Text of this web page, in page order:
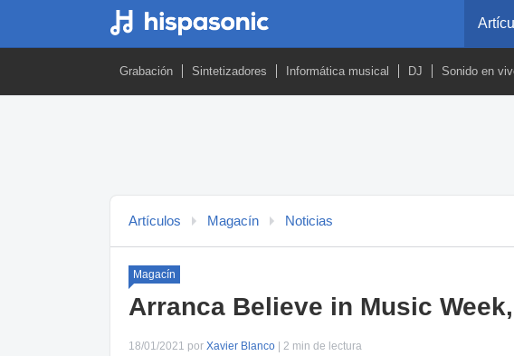
Grabación Sintetizadores Informática musical DJ Sonido en
Artículos Magacín Noticias
Magacín
Arranca Believe in Music
18/01/2021 por Xavier Blanco | 2 min de lectura